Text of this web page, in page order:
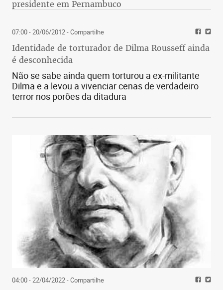
presidente em Pernambuco
07:00 - 20/06/2012- Compartilhe
Identidade de torturador de Dilma Rousseff ainda
é desconhecida
Não se sabe ainda quem torturou a ex-militante
Dilma e a levou a vivenciar cenas de verdadeiro
terror nos porões da ditadura
04:00 - 22/04/2022- Compartilhe